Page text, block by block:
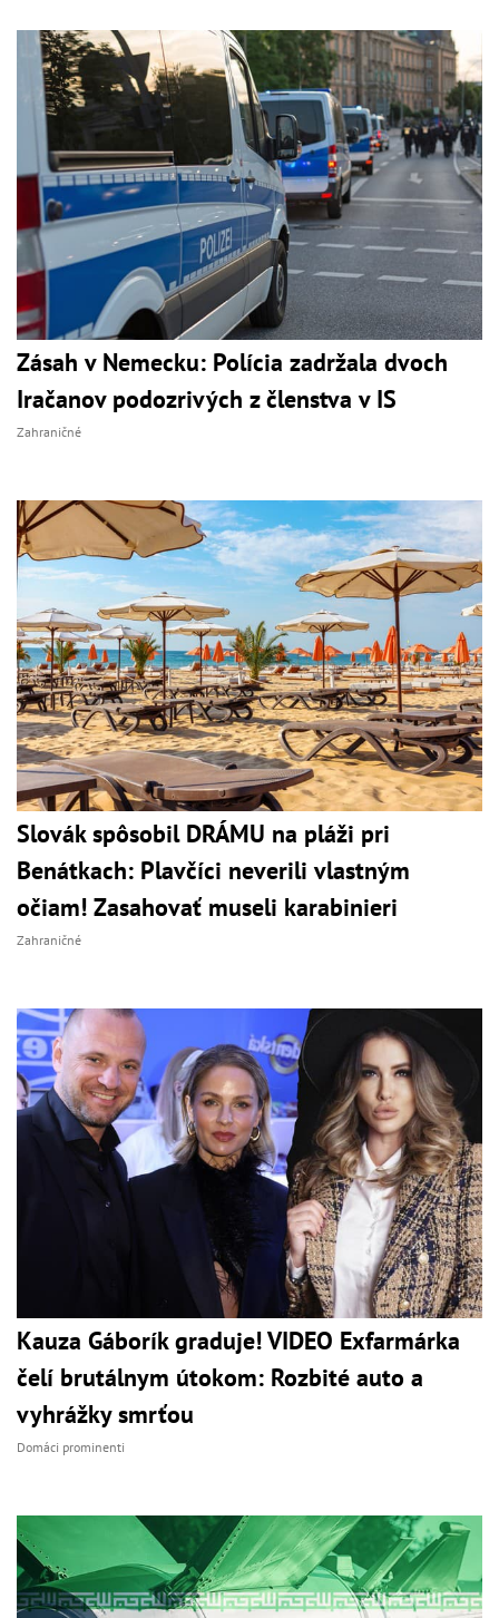
Zásah v Nemecku: Polícia zadržala dvoch
Iračanov podozrivých z členstva v IS
Zahraničné
Slovák spôsobil DRÁMU na pláži pri
Benátkach: Plavčíci neverili vlastným
očiam! Zasahovať museli karabinieri
Zahraničné
Kauza Gáborík graduje! VIDEO Exfarmárka
čelí brutálnym útokom: Rozbité auto a
vyhrážky smrťou
Domáci prominenti